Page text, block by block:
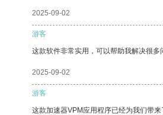
2025-09-02
游客
这款软件非常实用，可以帮助我解决很多
2025-09-02
游客
这款加速器VPM应用程序已经为我们带来